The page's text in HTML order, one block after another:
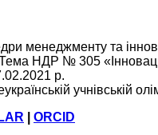
менеджменту та
НДР № 305
р.
учнівській
ORCID